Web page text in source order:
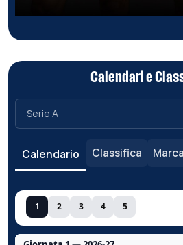
Calendari e
Calendario Classifica
1 2 3 4 5